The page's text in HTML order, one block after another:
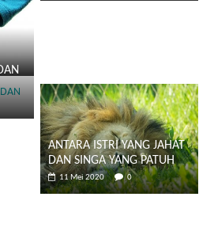
ANTARA ISTRI YANG JAHAT
DAN SINGA YANG PATUH
11 Mei 2020 0